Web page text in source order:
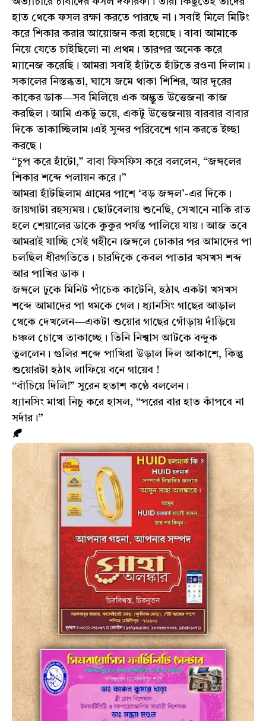
হাত থেকে ফসল রক্ষা করতে পারছে না। সবাই মিলে মিটিং
করে শিকার করার আয়োজন করা হয়েছে। বাবা আমাকে
নিয়ে যেতে চাইছিলো না প্রথম। তারপর অনেক করে
ম্যানেজ করেছি। আমরা সবাই হাঁটতে হাঁটতে রওনা দিলাম।
সকালের নিস্তব্ধতা, ঘাসে জমে থাকা শিশির, আর দূরের
কাকের ডাক—সব মিলিয়ে এক অদ্ভুত উত্তেজনা কাজ
করছিল। আমি একটু ভয়ে, একটু উত্তেজনায় বারবার বাবার
দিকে তাকাচ্ছিলাম।এই সুন্দর পরিবেশে গান করতে ইচ্ছা
করছে।
“চুপ করে হাঁটো,” বাবা ফিসফিস করে বললেন, “জঙ্গলের
শিকার শব্দে পলায়ন করে।”
আমরা হাঁটছিলাম গ্রামের পাশে ‘বড় জঙ্গল’-এর দিকে।
জায়গাটা রহস্যময়। ছোটবেলায় শুনেছি, সেখানে নাকি রাত
হলে শেয়ালের ডাকে কুকুর পর্যন্ত পালিয়ে যায়। আজ তবে
আমরাই যাচ্ছি সেই গহীনে।জঙ্গলে ঢোকার পর আমাদের পা
চলছিল ধীরগতিতে। চারদিকে কেবল পাতার খসখস শব্দ
আর পাখির ডাক।
জঙ্গলে ঢুকে মিনিট পাঁচেক কাটেনি, হঠাৎ একটা খসখস
শব্দে আমাদের পা থমকে গেল। ধ্যানসিং গাছের আড়াল
থেকে দেখলেন—একটা শুয়োর গাছের গোঁড়ায় দাঁড়িয়ে
চঞ্চল চোখে তাকাচ্ছে। তিনি নিশ্বাস আটকে বন্দুক
তুললেন। গুলির শব্দে পাখিরা উড়াল দিল আকাশে, কিন্তু
শুয়োরটা হঠাৎ লাফিয়ে বনে গায়েব !
“বাঁচিয়ে দিলি!” সুরেন হতাশ কণ্ঠে বললেন।
ধ্যানসিং মাথা নিচু করে হাসল, “পরের বার হাত কাঁপবে না
সর্দার।”
🍂